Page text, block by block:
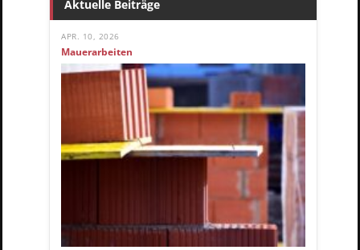
Aktuelle Beiträge
APR. 10, 2026
Mauerarbeiten